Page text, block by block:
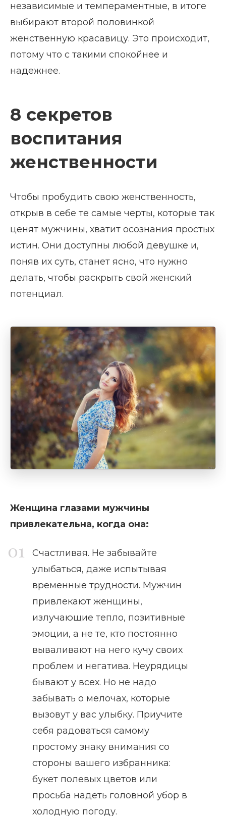
независимые и темпераментные, в итоге
выбирают второй половинкой
женственную красавицу. Это происходит,
потому что с такими спокойнее и
надежнее.
8 секретов
воспитания
женственности
Чтобы пробудить свою женственность,
открыв в себе те самые черты, которые так
ценят мужчины, хватит осознания простых
истин. Они доступны любой девушке и,
поняв их суть, станет ясно, что нужно
делать, чтобы раскрыть свой женский
потенциал.
Женщина глазами мужчины
привлекательна, когда она:
Счастливая. Не забывайте
улыбаться, даже испытывая
временные трудности. Мужчин
привлекают женщины,
излучающие тепло, позитивные
эмоции, а не те, кто постоянно
вываливают на него кучу своих
проблем и негатива. Неурядицы
бывают у всех. Но не надо
забывать о мелочах, которые
вызовут у вас улыбку. Приучите
себя радоваться самому
простому знаку внимания со
стороны вашего избранника:
букет полевых цветов или
просьба надеть головной убор в
холодную погоду.